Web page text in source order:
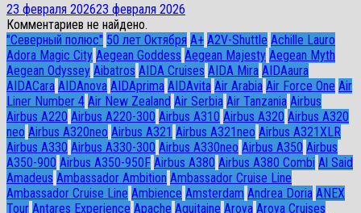
23 февраля 202623 февраля 2026
Комментариев не найдено.
"Северный полюс" 50 лет Октября A+ A2V-Shuttle Achille Lauro
Adora Magic City Aegean Goddess Aegean Majesty Aegean Myth
Aegean Odyssey Aibatros AIDA Cruises AIDA Mira AIDAaura
AIDACara AIDAnova AIDAprima AIDAvita Air Arabia Air Force One Air
Liner Number 4 Air New Zealand Air Serbia Air Tanzania Airbus
Airbus A220 Airbus A220-300 Airbus A310 Airbus A320 Airbus A320
neo Airbus A320neo Airbus A321 Airbus A321neo Airbus A321XLR
Airbus A330 Airbus A330-300 Airbus A330neo Airbus A350 Airbus
A350-900 Airbus A350-950F Airbus A380 Airbus A380 Combi Al Said
Amadeus Ambassador Ambition Ambassador Cruise Line
Ambassador Сruise Line Ambience Amsterdam Andrea Doria ANEX
Tour Antares Experience Apache Aquitaine Aroya Aroya Cruises